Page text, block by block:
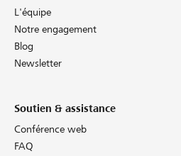
L'équipe
Notre engagement
Blog
Newsletter
Soutien & assistance
Conférence web
FAQ